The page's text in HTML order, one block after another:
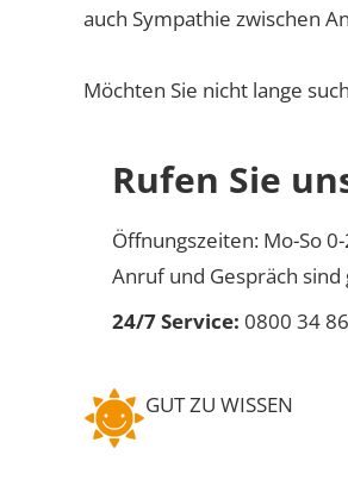
auch Sympathie zwischen
Möchten Sie nicht lange
Rufen Sie
Öffnungszeiten: Mo-So
Anruf und Gespräch
24/7 Service: 0800 34
GUT ZU WISSEN